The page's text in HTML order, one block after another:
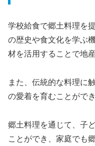
学校給食で郷土料理を
の歴史や食文化を学ぶ
材を活用することで地
また、伝統的な料理に
の愛着を育むことができ
郷土料理を通じて、子
ことができ、家庭でも